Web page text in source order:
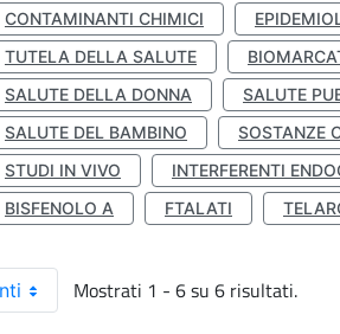
CONTAMINANTI CHIMICI
TUTELA DELLA SALUTE
SALUTE DELLA DONNA
SALUTE
SALUTE DEL BAMBINO
SOSTANZE
STUDI IN VIVO
INTERFERENTI
BISFENOLO A
FTALATI
Mostrati 1 - 6 su 6 risultati.